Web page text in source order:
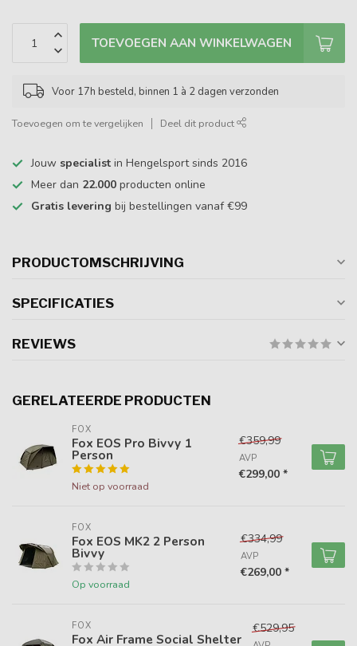
TOEVOEGEN AAN WINKELWAGEN
Voor 17h besteld, binnen 1 à 2 dagen verzonden
Toevoegen om te vergelijken Deel dit product
Jouw specialist in Hengelsport sinds 2016
Meer dan 22.000 producten online
Gratis levering bij bestellingen vanaf €99
PRODUCTOMSCHRIJVING
SPECIFICATIES
REVIEWS
GERELATEERDE PRODUCTEN
FOX
Fox EOS Pro Bivvy 1
Person
Niet op voorraad
€359,99
AVP
€299,00 *
FOX
Fox EOS MK2 2 Person
Bivvy
Op voorraad
€334,99
AVP
€269,00 *
FOX
Fox Air Frame Social Shelter
€529,95